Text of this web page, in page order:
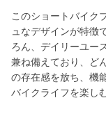
このショートバイク
ュなデザインが特徴
ろん、デイリーユー
兼ね備えており、ど
の存在感を放ち、機
バイクライフを楽し